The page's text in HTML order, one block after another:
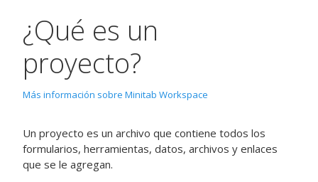
¿Qué es un
proyecto?
Más información sobre Minitab Workspace
Un proyecto es un archivo que contiene todos los
formularios, herramientas, datos, archivos y enlaces
que se le agregan.